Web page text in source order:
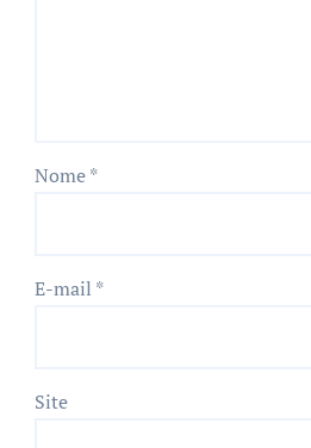
Nome*
E-mail *
Site